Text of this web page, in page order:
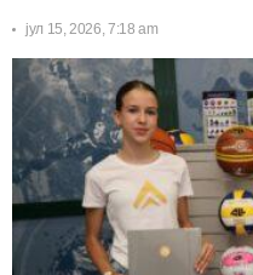
јул 15, 2026, 7:18 am